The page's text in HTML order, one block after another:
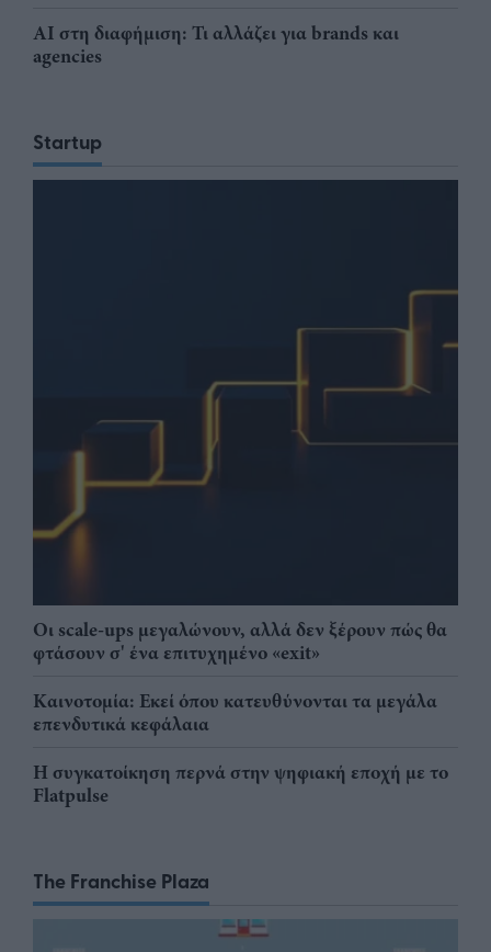
AI στη διαφήμιση: Τι αλλάζει για brands και
agencies
Startup
Οι scale-ups μεγαλώνουν, αλλά δεν ξέρουν πώς θα
φτάσουν σ' ένα επιτυχημένο «exit»
Καινοτομία: Εκεί όπου κατευθύνονται τα μεγάλα
επενδυτικά κεφάλαια
Η συγκατοίκηση περνά στην ψηφιακή εποχή με το
Flatpulse
The Franchise Plaza